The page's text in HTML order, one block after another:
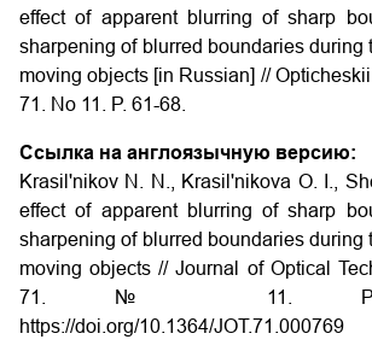
effect of apparent blurring of sharp
sharpening of blurred boundaries during
moving objects [in Russian] //
71. No 11. P. 61-68.
Ссылка на англоязычную версию:
Krasil'nikov N. N., Krasil'nikova O. I.,
effect of apparent blurring of sharp
sharpening of blurred boundaries during
moving objects // Journal of Optical
71.
№ 11.
https://doi.org/10.1364/JOT.71.000769